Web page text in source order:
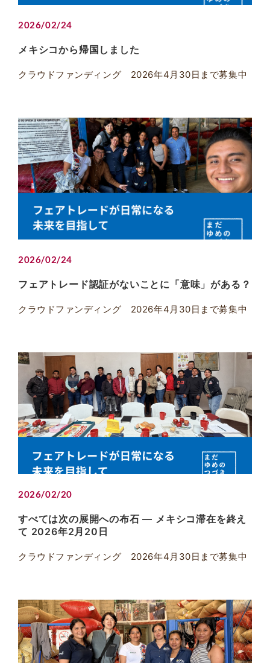
2026/02/24
メキシコから帰国しました
クラウドファンディング 2026年4月30日まで募集中
2026/02/24
フェアトレード認証がないことに「意味」がある？
クラウドファンディング 2026年4月30日まで募集中
2026/02/20
すべては次の展開への布石 ― メキシコ滞在を終え
て 2026年2月20日
クラウドファンディング 2026年4月30日まで募集中